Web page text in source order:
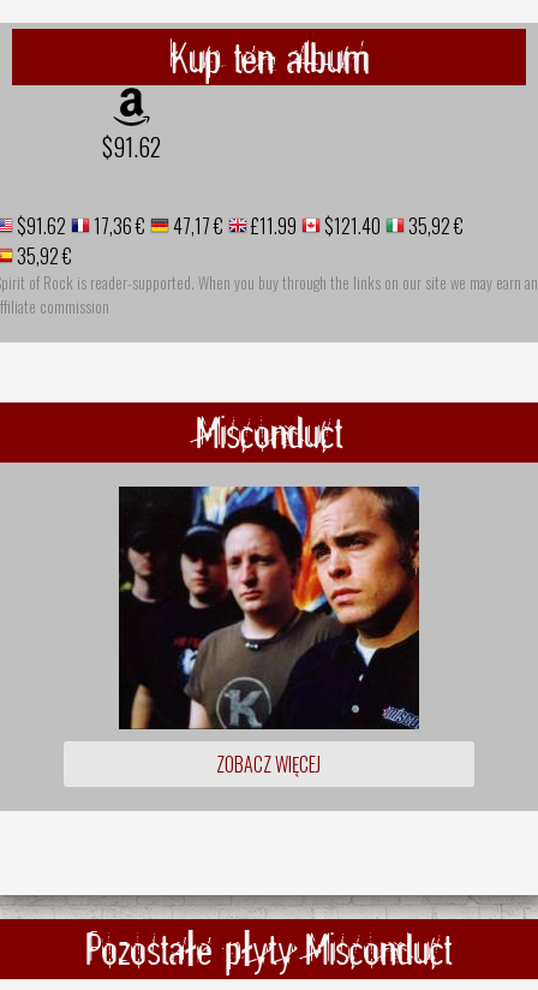
Kup ten album
$91.62
$91.62 17,36 € 47,17 € £11.99 $121.40
35,92 €
35,92 €
of Rock is reader-supported. When you buy through the links on our site we may earn an
commission
Misconduct
ZOBACZ WIĘCEJ
Pozostałe płyty Misconduct